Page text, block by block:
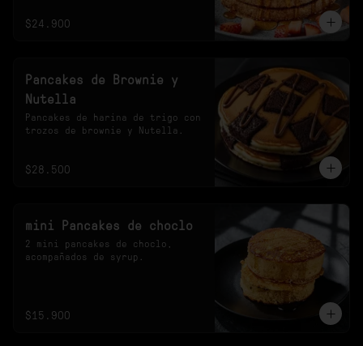
$24.900
Pancakes de Brownie y
Nutella
Pancakes de harina de trigo con
trozos de brownie y Nutella.
$28.500
mini Pancakes de choclo
2 mini pancakes de choclo,
acompañados de syrup.
$15.900